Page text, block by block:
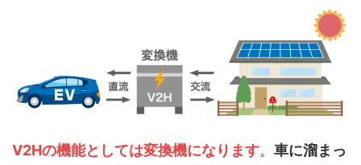
V2Hの機能としては変換機になります。 車に溜まっ